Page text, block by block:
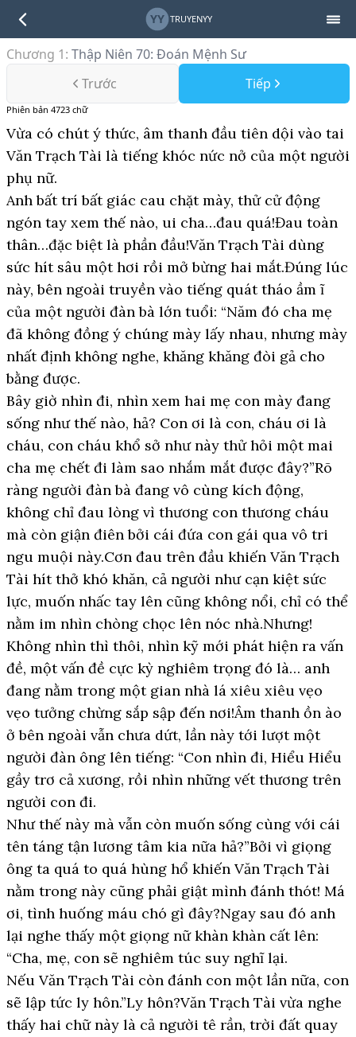
YY TRUYENYY
Chương 1: Thập Niên 70: Đoán Mệnh Sư
Trước
Tiếp
Phiên bản 4723 chữ
Vừa có chút ý thức, âm thanh đầu tiên dội vào tai
Văn Trạch Tài là tiếng khóc nức nở của một người
phụ nữ.
Anh bất trí bất giác cau chặt mày, thử cử động
ngón tay xem thế nào, ui cha…đau quá!Đau toàn
thân…đặc biệt là phần đầu!Văn Trạch Tài dùng
sức hít sâu một hơi rồi mở bừng hai mắt.Đúng lúc
này, bên ngoài truyền vào tiếng quát tháo ầm ĩ
của một người đàn bà lớn tuổi: “Năm đó cha mẹ
đã không đồng ý chúng mày lấy nhau, nhưng mày
nhất định không nghe, khăng khăng đòi gả cho
bằng được.
Bây giờ nhìn đi, nhìn xem hai mẹ con mày đang
sống như thế nào, hả? Con ơi là con, cháu ơi là
cháu, con cháu khổ sở như này thử hỏi một mai
cha mẹ chết đi làm sao nhắm mắt được đây?”Rõ
ràng người đàn bà đang vô cùng kích động,
không chỉ đau lòng vì thương con thương cháu
mà còn giận điên bởi cái đứa con gái qua vô tri
ngu muội này.Cơn đau trên đầu khiến Văn Trạch
Tài hít thở khó khăn, cả người như cạn kiệt sức
lực, muốn nhấc tay lên cũng không nổi, chỉ có thể
nằm im nhìn chòng chọc lên nóc nhà.Nhưng!
Không nhìn thì thôi, nhìn kỹ mới phát hiện ra vấn
đề, một vấn đề cực kỳ nghiêm trọng đó là… anh
đang nằm trong một gian nhà lá xiêu xiêu vẹo
vẹo tưởng chừng sắp sập đến nơi!Âm thanh ồn ào
ở bên ngoài vẫn chưa dứt, lần này tới lượt một
người đàn ông lên tiếng: “Con nhìn đi, Hiểu Hiểu
gầy trơ cả xương, rồi nhìn những vết thương trên
người con đi.
Như thế này mà vẫn còn muốn sống cùng với cái
tên táng tận lương tâm kia nữa hả?”Bởi vì giọng
ông ta quá to quá hùng hổ khiến Văn Trạch Tài
nằm trong này cũng phải giật mình đánh thót! Má
ơi, tình huống máu chó gì đây?Ngay sau đó anh
lại nghe thấy một giọng nữ khàn khàn cất lên:
“Cha, mẹ, con sẽ nghiêm túc suy nghĩ lại.
Nếu Văn Trạch Tài còn đánh con một lần nữa, con
sẽ lập tức ly hôn.”Ly hôn?Văn Trạch Tài vừa nghe
thấy hai chữ này là cả người tê rần, trời đất quay